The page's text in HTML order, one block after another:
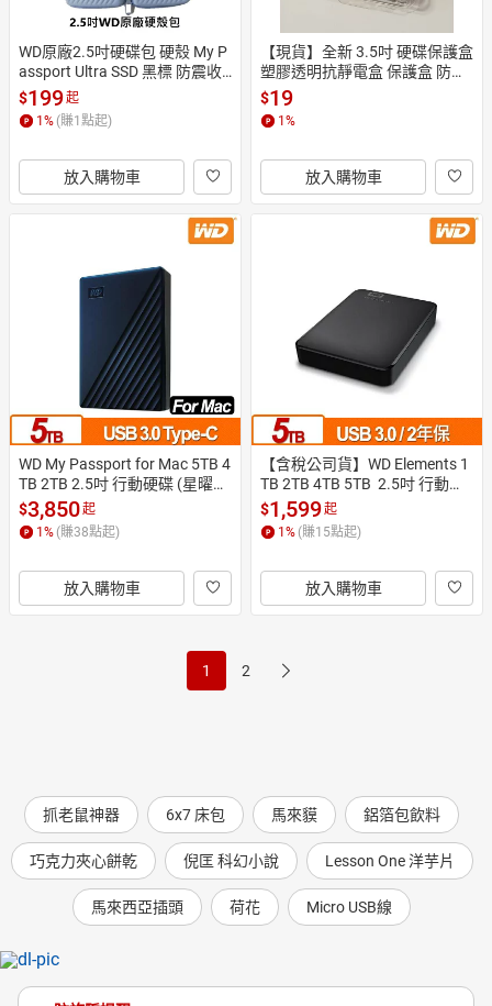
WD原廠2.5吋硬碟包 硬殼 My P
assport Ultra SSD 黑標 防震收
納保護盒  外接行動硬碟包 公司
貨
$199起
1% (賺1點起)
放入購物車
【現貨】全新 3.5吋 硬碟保護盒
塑膠透明抗靜電盒 保護盒 防撞
盒 包裝盒 翻蓋盒 HDD訂製收納
盒 收藏盒 防塵
$19
1%
放入購物車
WD My Passport for Mac 5TB 4
TB 2TB 2.5吋 行動硬碟 (星曜
灰) 公司貨
$3,850起
1 % (賺38點起)
放入購物車
【含稅公司貨】WD Elements 1
TB 2TB 4TB 5TB  2.5吋 行動硬
碟 隨身硬碟 外接式硬碟
$1,599起
1 % (賺15點起)
放入購物車
1 2
抓老鼠神器 6x7 床包 馬來貘 鋁箔包飲料
巧克力夾心餅乾 倪匡 科幻小說 Lesson One 洋芋片
馬來西亞插頭 荷花 Micro USB線